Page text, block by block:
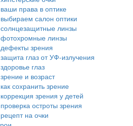
ваши права в оптике
выбираем салон оптики
солнцезащитные линзы
фотохромные линзы
дефекты зрения
защита глаз от УФ-излучения
здоровье глаз
зрение и возраст
как сохранить зрение
коррекция зрения у детей
проверка остроты зрения
рецепт на очки